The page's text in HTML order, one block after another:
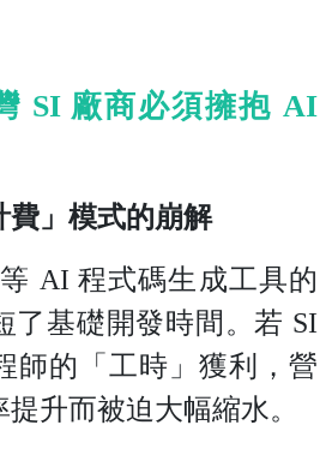
SI 廠商必須擁抱 AI
費」模式的崩解
AI 程式碼生成工具的
了基礎開發時間。若 SI
師的「工時」獲利，營
升而被迫大幅縮水。